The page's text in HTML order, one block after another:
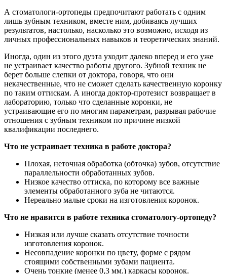
А стоматологи-ортопеды предпочитают работать с одним
лишь зубным техником, вместе ним, добиваясь лучших
результатов, настолько, насколько это возможно, исходя из
личных профессиональных навыков и теоретических знаний.
Иногда, один из этого дуэта уходит далеко вперед и его уже
не устраивает качество работы другого. Зубной техник не
берет больше слепки от доктора, говоря, что они
некачественные, что не сможет сделать качественную коронку
по таким оттискам. А иногда доктор-протезист возвращает в
лабораторию, только что сделанные коронки, не
устраивающие его по многим параметрам, разрывая рабочие
отношения с зубным техником по причине низкой
квалификации последнего.
Что не устраивает техника в работе доктора?
Плохая, неточная обработка (обточка) зубов, отсутствие
параллельности обработанных зубов.
Низкое качество оттиска, по которому все важные
элементы обработанного зуба не читаются.
Нереально малые сроки на изготовления коронок.
Что не нравится в работе техника стоматологу-ортопеду?
Низкая или лучше сказать отсутствие точности
изготовления коронок.
Несовпадение коронки по цвету, форме с рядом
стоящими собственными зубами пациента.
Очень тонкие (менее 0,3 мм.) каркасы коронок.